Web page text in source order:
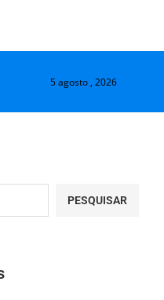
5 agosto , 2026
PESQUISAR